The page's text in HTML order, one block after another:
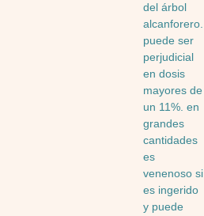
del árbol
alcanforero.
puede ser
perjudicial
en dosis
mayores de
un 11%. en
grandes
cantidades
es
venenoso si
es ingerido
y puede